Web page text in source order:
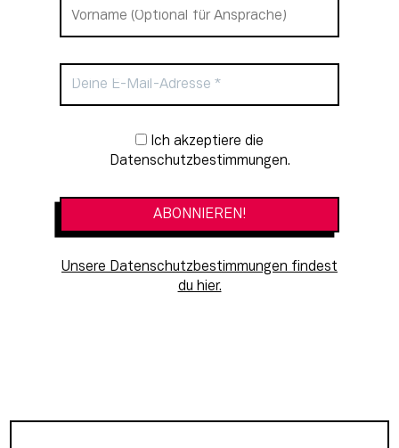
Newsletter-Anmeldung
Datenschutzbestimmungen.
Unsere Datenschutzbestimmungen findest
du hier.